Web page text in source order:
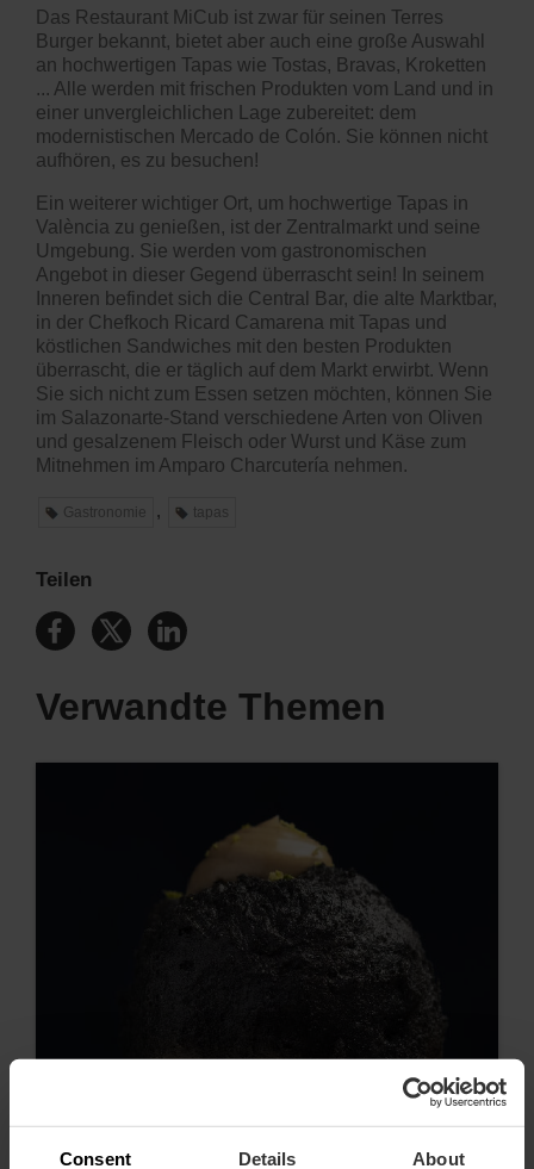
Consent Details About
Das Restaurant MiCub ist zwar für seinen Terres
Burger bekannt, bietet aber auch eine große Auswahl
an hochwertigen Tapas wie Tostas, Bravas, Kroketten
... Alle werden mit frischen Produkten vom Land und in
einer unvergleichlichen Lage zubereitet: dem
modernistischen Mercado de Colón. Sie können nicht
aufhören, es zu besuchen!
Ein weiterer wichtiger Ort, um hochwertige Tapas in
València zu genießen, ist der Zentralmarkt und seine
Umgebung. Sie werden vom gastronomischen
Angebot in dieser Gegend überrascht sein! In seinem
Inneren befindet sich die Central Bar, die alte Marktbar,
in der Chefkoch Ricard Camarena mit Tapas und
köstlichen Sandwiches mit den besten Produkten
überrascht, die er täglich auf dem Markt erwirbt. Wenn
Sie sich nicht zum Essen setzen möchten, können Sie
im Salazonarte-Stand verschiedene Arten von Oliven
und gesalzenem Fleisch oder Wurst und Käse zum
Mitnehmen im Amparo Charcutería nehmen.
Gastronomie , tapas
Teilen
Verwandte Themen